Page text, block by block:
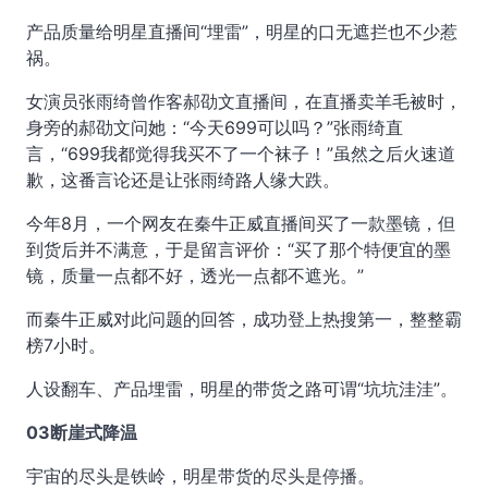
产品质量给明星直播间“埋雷”，明星的口无遮拦也不少惹
祸。
女演员张雨绮曾作客郝劭文直播间，在直播卖羊毛被时，
身旁的郝劭文问她：“今天699可以吗？”张雨绮直
言，“699我都觉得我买不了一个袜子！”虽然之后火速道
歉，这番言论还是让张雨绮路人缘大跌。
今年8月，一个网友在秦牛正威直播间买了一款墨镜，但
到货后并不满意，于是留言评价：“买了那个特便宜的墨
镜，质量一点都不好，透光一点都不遮光。”
而秦牛正威对此问题的回答，成功登上热搜第一，整整霸
榜7小时。
人设翻车、产品埋雷，明星的带货之路可谓“坑坑洼洼”。
03断崖式降温
宇宙的尽头是铁岭，明星带货的尽头是停播。